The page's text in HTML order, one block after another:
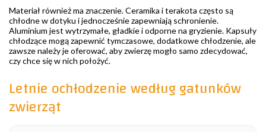
Materiał również ma znaczenie. Ceramika i terakota często są
chłodne w dotyku i jednocześnie zapewniają schronienie.
Aluminium jest wytrzymałe, gładkie i odporne na gryzienie. Kapsuły
chłodzące mogą zapewnić tymczasowe, dodatkowe chłodzenie, ale
zawsze należy je oferować, aby zwierzę mogło samo zdecydować,
czy chce się w nich położyć.
Letnie ochłodzenie według gatunków
zwierząt